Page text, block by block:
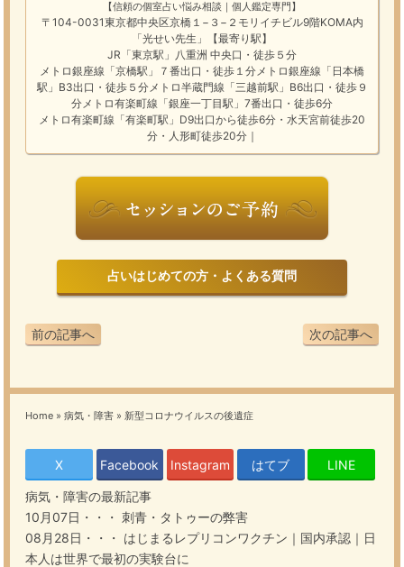
【信頼の個室占い悩み相談｜個人鑑定専門】
〒104-0031東京都中央区京橋１−３−２モリイチビル9階KOMA内
「光せい先生」【最寄り駅】
JR「東京駅」八重洲 中央口・徒歩５分
メトロ銀座線「京橋駅」７番出口・徒歩１分メトロ銀座線「日本橋
駅」B3出口・徒歩５分メトロ半蔵門線「三越前駅」B6出口・徒歩９
分メトロ有楽町線「銀座一丁目駅」7番出口・徒歩6分
メトロ有楽町線「有楽町駅」D9出口から徒歩6分・水天宮前徒歩20
分・人形町徒歩20分｜
占いはじめての方・よくある質問
次の記事へ
前の記事へ
Home » 病気・障害 » 新型コロナウイルスの後遺症
X Facebook Instagram はてブ LINE
病気・障害の最新記事
10月07日・・・ 刺青・タトゥーの弊害
08月28日・・・ はじまるレプリコンワクチン｜国内承認｜日
本人は世界で最初の実験台に